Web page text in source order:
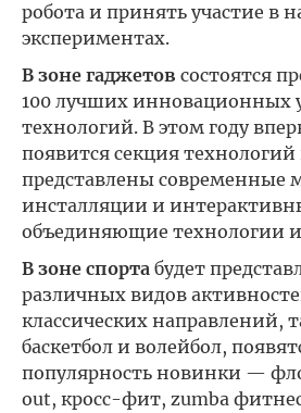
робота и принять участие в
экспериментах.
В зоне гаджетов состоятся
100 лучших инновационных
технологий. В этом году
появится секция технологий
представлены современные
инсталляции и
объединяющие технологии и
В зоне спорта будет
различных видов
классических направлений,
баскетбол и волейбол,
популярность новинки —
out, кросс-фит, zumba